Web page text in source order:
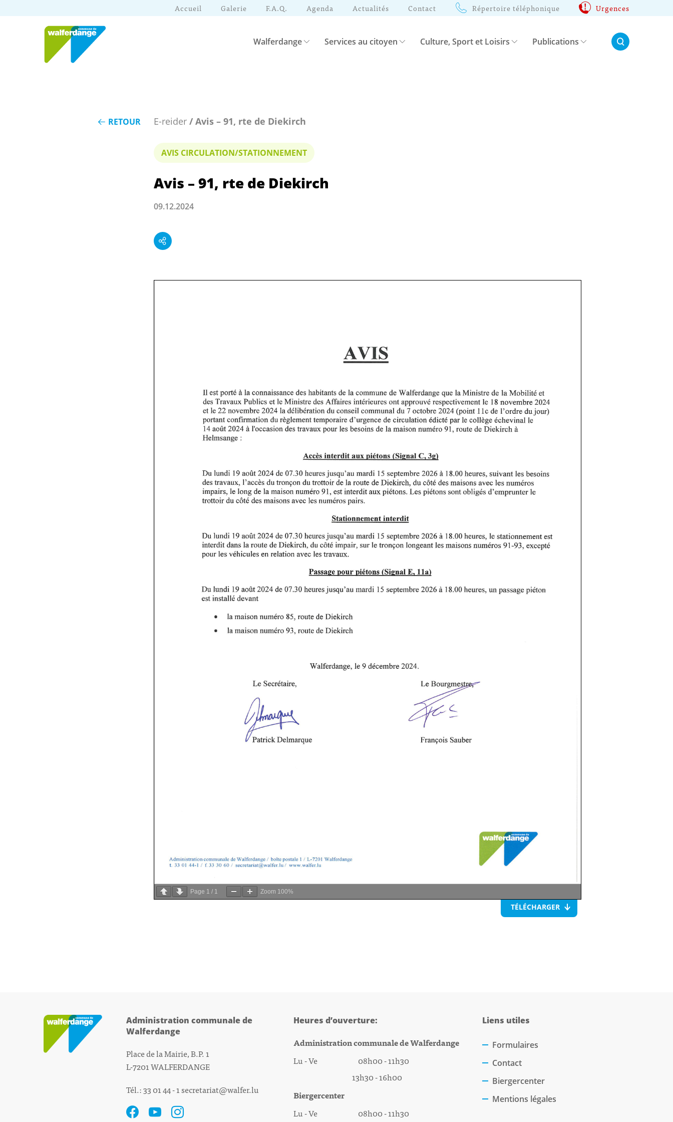
Accueil Galerie F.A.Q. Agenda Actualités Contact Répertoire téléphonique Urgences
Walferdange Services au citoyen Culture, Sport et Loisirs Publications Rechercher:
RETOUR E-reider / Avis – 91, rte de Diekirch
AVIS CIRCULATION/STATIONNEMENT
Avis – 91, rte de Diekirch
09.12.2024
Page 1 / 1 Zoom 100%
TÉLÉCHARGER
Administration communale de
Walferdange
Place de la Mairie, B.P. 1
L-7201 WALFERDANGE
Tél.: 33 01 44 - 1secretariat@walfer.lu
Heures d’ouverture:
Administration communale de Walferdange
Lu - Ve 08h00 - 11h30
13h30 - 16h00
Biergercenter
Lu - Ve 08h00 - 11h30
Liens utiles
Formulaires
Contact
Biergercenter
Mentions légales